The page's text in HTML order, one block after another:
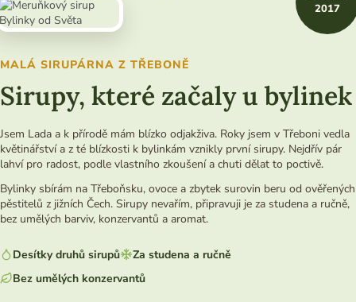
MALÁ SIRUPÁRNA Z TŘEBONĚ
Sirupy, které začaly u bylinek
Jsem Lada a k přírodě mám blízko odjakživa. Roky jsem v Třeboni vedla
květinářství a z té blízkosti k bylinkám vznikly první sirupy. Nejdřív pár
lahví pro radost, podle vlastního zkoušení a chuti dělat to poctivě.
Bylinky sbírám na Třeboňsku, ovoce a zbytek surovin beru od ověřených
pěstitelů z jižních Čech. Sirupy nevařím, připravuji je za studena a ručně,
bez umělých barviv, konzervantů a aromat.
Desítky druhů sirupů
Za studena a ručně
Bez umělých konzervantů
2017